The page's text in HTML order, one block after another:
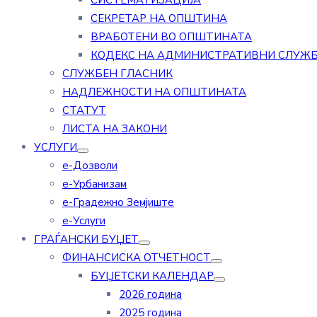
СЕКРЕТАР НА ОПШТИНА
ВРАБОТЕНИ ВО ОПШТИНАТА
КОДЕКС НА АДМИНИСТРАТИВНИ
СЛУЖБЕН ГЛАСНИК
НАДЛЕЖНОСТИ НА ОПШТИНАТА
СТАТУТ
ЛИСТА НА ЗАКОНИ
УСЛУГИ
е-Дозволи
е-Урбанизам
е-Градежно Земјиште
е-Услуги
ГРАЃАНСКИ БУЏЕТ
ФИНАНСИСКА ОТЧЕТНОСТ
БУЏЕТСКИ КАЛЕНДАР
2026 година
2025 година